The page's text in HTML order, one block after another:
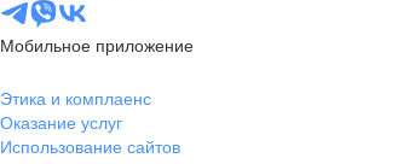
Мобильное приложение
Этика и комплаенс
Оказание услуг
Использование сайтов